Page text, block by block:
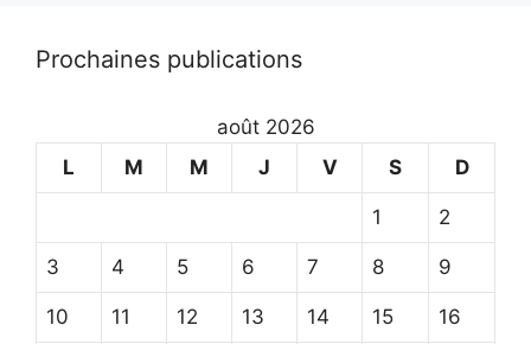
Prochaines publications
août 2026
L
M M J V S D
1 2
3 4 5 6 7 8 9
10 11 12 13 14 15 16